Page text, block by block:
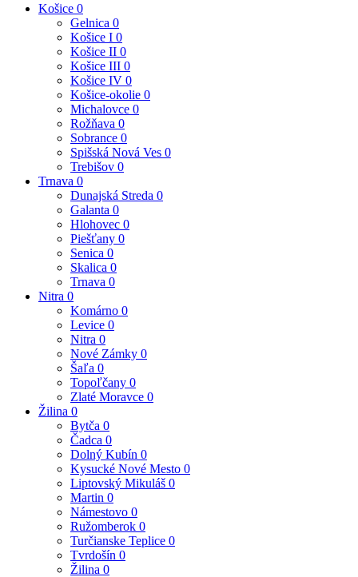
Košice 0
Gelnica 0
Košice I 0
Košice II 0
Košice III 0
Košice IV 0
Košice-okolie 0
Michalovce 0
Rožňava 0
Sobrance 0
Spišská Nová Ves 0
Trebišov 0
Trnava 0
Dunajská Streda 0
Galanta 0
Hlohovec 0
Piešťany 0
Senica 0
Skalica 0
Trnava 0
Nitra 0
Komárno 0
Levice 0
Nitra 0
Nové Zámky 0
Šaľa 0
Topoľčany 0
Zlaté Moravce 0
Žilina 0
Bytča 0
Čadca 0
Dolný Kubín 0
Kysucké Nové Mesto 0
Liptovský Mikuláš 0
Martin 0
Námestovo 0
Ružomberok 0
Turčianske Teplice 0
Tvrdošín 0
Žilina 0